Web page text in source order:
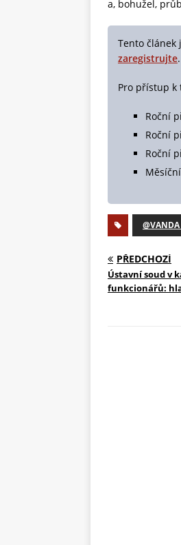
a, bohužel,
Tento
zaregistrujte.
Pro přístup
Roční
Roční
Roční
PŘEDCHOZÍ
Ústavní soud v
funkcionářů: